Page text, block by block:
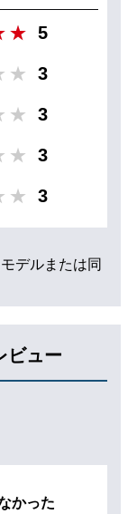
5
3
3
3
3
デルまたは同
ビュー
かった